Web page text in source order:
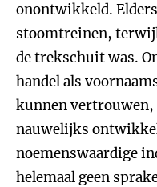
onontwikkeld.
stoomtreinen,
de trekschuit was.
handel als
kunnen vertrouwen,
nauwelijks
noemenswaardige
helemaal geen